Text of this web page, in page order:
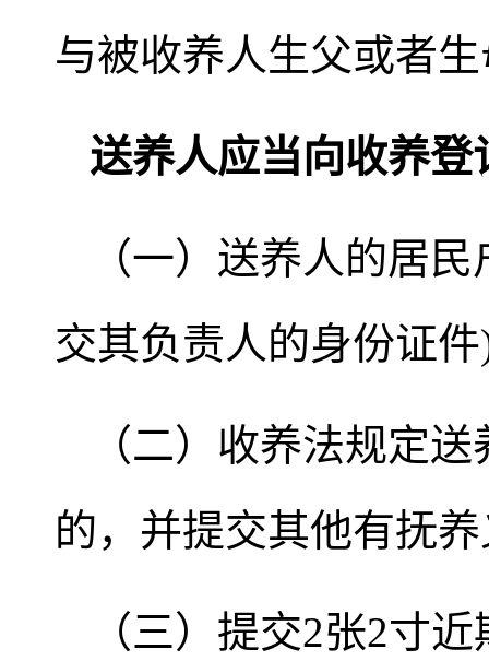
与被收养人生父或者
送养人应当向收养
（一）送养人的居
交其负责人的身份证
（二）收养法规定
的，并提交其他有抚
（三）提交2张2寸